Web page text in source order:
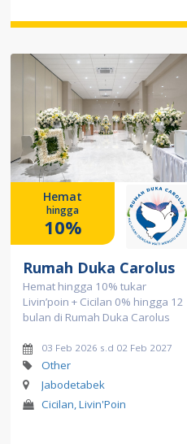
Hemat
hingga
10%
Rumah Duka Carolus
Hemat hingga 10% tukar
Livin’poin + Cicilan 0% hingga 12
bulan di Rumah Duka Carolus
03 Feb 2026 s.d 02 Feb 2027
Other
Jabodetabek
Cicilan, Livin'Poin